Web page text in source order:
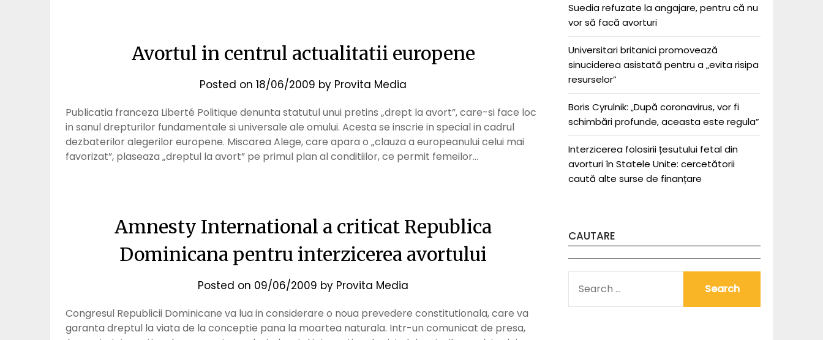
Avortul in centrul actualitatii europene
Posted on 18/06/2009 by Provita Media
Publicatia franceza Liberté Politique denunta statutul unui pretins „drept la avort”, care-si face loc
in sanul drepturilor fundamentale si universale ale omului. Acesta se inscrie in special in cadrul
dezbaterilor alegerilor europene. Miscarea Alege, care apara o „clauza a europeanului celui mai
favorizat”, plaseaza „dreptul la avort” pe primul plan al conditiilor, ce permit femeilor…
Amnesty International a criticat Republica
Dominicana pentru interzicerea avortului
Posted on 09/06/2009 by Provita Media
Congresul Republicii Dominicane va lua in considerare o noua prevedere constitutionala, care va
garanta dreptul la viata de la conceptie pana la moartea naturala. Intr-un comunicat de presa,
Suedia refuzate la angajare, pentru că nu
vor să facă avorturi
Universitari britanici promovează
sinuciderea asistată pentru a „evita risipa
resurselor”
Boris Cyrulnik: „După coronavirus, vor fi
schimbări profunde, aceasta este regula”
Interzicerea folosirii țesutului fetal din
avorturi în Statele Unite: cercetătorii
caută alte surse de finanțare
CAUTARE
FOR: